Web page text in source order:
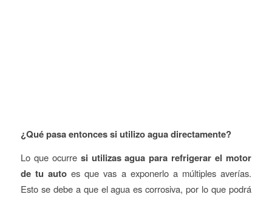
¿Qué pasa entonces si utilizo agua directamente?
Lo que ocurre si utilizas agua para refrigerar el motor
de tu autoes que vas a exponerlo a múltiples averías.
Esto se debe a que el agua es corrosiva, por lo que podrá